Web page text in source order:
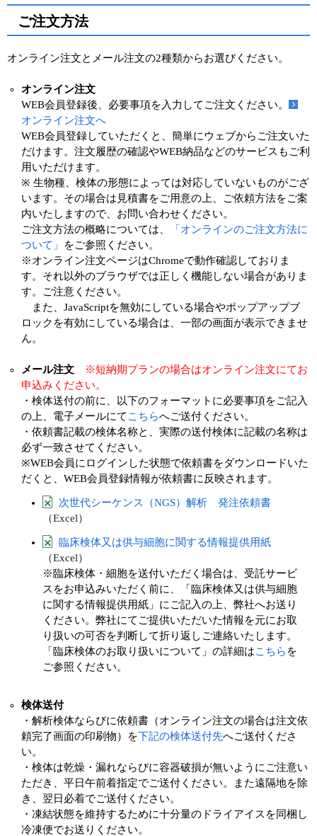
ご注文方法
オンライン注文とメール注文の2種類からお選びください。
オンライン注文
WEB会員登録後、必要事項を入力してご注文ください。
オンライン注文へ
WEB会員登録していただくと、簡単にウェブからご注文いた
だけます。注文履歴の確認やWEB納品などのサービスもご利
用いただけます。
※ 生物種、検体の形態によっては対応していないものがござ
います。その場合は見積書をご用意の上、ご依頼方法をご案
内いたしますので、お問い合わせください。
ご注文方法の概略については、
「オンラインのご注文方法に
ついて」
をご参照ください。
※オンライン注文ページはChromeで動作確認しておりま
す。それ以外のブラウザでは正しく機能しない場合がありま
す。ご注意ください。
また、JavaScriptを無効にしている場合やポップアップブ
ロックを有効にしている場合は、一部の画面が表示できませ
ん。
メール注文 ※短納期プランの場合はオンライン注文にてお
申込みください。
・検体送付の前に、以下のフォーマットに必要事項をご記入
の上、電子メールにて こちらへご送付ください。
・依頼書記載の検体名称と、実際の送付検体に記載の名称は
必ず一致させてください。
※WEB会員にログインした状態で依頼書をダウンロードいた
だくと、WEB会員登録情報が依頼書に反映されます。
次世代シーケンス（NGS）解析 発注依頼書
（Excel）
臨床検体又は供与細胞に関する情報提供用紙
（Excel）
※臨床検体・細胞を送付いただく場合は、受託サービ
スをお申込みいただく前に、「臨床検体又は供与細胞
に関する情報提供用紙」にご記入の上、弊社へお送り
ください。弊社にてご提供いただいた情報を元にお取
り扱いの可否を判断して折り返しご連絡いたします。
「臨床検体のお取り扱いについて」の詳細はこちら を
ご参照ください。
検体送付
・解析検体ならびに依頼書（オンライン注文の場合は注文依
頼完了画面の印刷物）を下記の検体送付先へご送付くださ
い。
・検体は乾燥・漏れならびに容器破損が無いようにご注意い
ただき、平日午前着指定でご送付ください。また遠隔地を除
き、翌日必着でご送付ください。
・凍結状態を維持するために十分量のドライアイスを同梱し
冷凍便でお送りください。